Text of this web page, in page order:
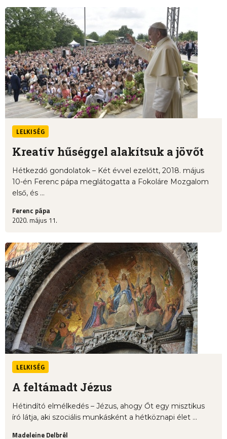
LELKISÉG
Kreatív hűséggel alakítsuk a jövőt
Hétkezdő gondolatok – Két évvel ezelőtt, 2018. május
10-én Ferenc pápa meglátogatta a Fokoláre Mozgalom
első, és ...
Ferenc pápa
2020. május 11.
LELKISÉG
A feltámadt Jézus
Hétindító elmélkedés – Jézus, ahogy Őt egy misztikus
író látja, aki szociális munkásként a hétköznapi élet ...
Madeleine Delbrêl